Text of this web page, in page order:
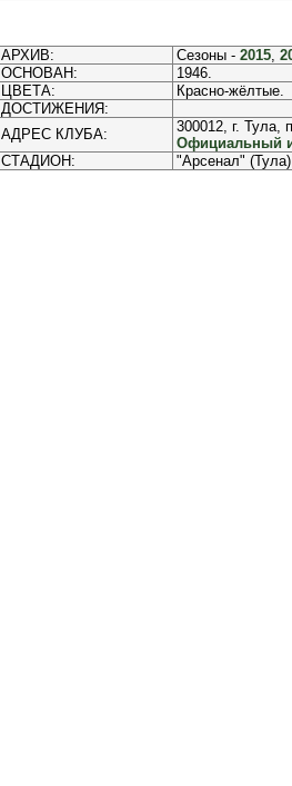
АРХИВ: Сезоны - 2015,
ОСНОВАН:
1946.
ЦВЕТА:
Красно-жёлтые.
ДОСТИЖЕНИЯ:
АДРЕС КЛУБА:
300012, г. Тула,
Официальный
СТАДИОН:
"Арсенал"